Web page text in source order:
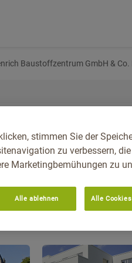
Baustoffzentrum GmbH & Co.
& Co.
Fachhändler
stimmen Sie der
zu verbessern, die
Marketingbemühungen zu
Alle ablehnen Alle